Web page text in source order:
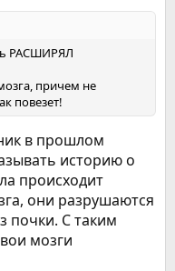
РАСШИРЯЛ
причем не
повезет!
в прошлом
историю о
происходит
они разрушаются
почки. С таким
мозги